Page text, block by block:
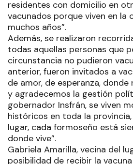
residentes con domicilio en
vacunados porque viven en la
muchos años”.
Además, se realizaron
todas aquellas personas que
circunstancia no pudieron
anterior, fueron invitados a
de amor, de esperanza,
y agradecemos la gestión
gobernador Insfrán, se viven
históricos en toda la
lugar, cada formoseño está
donde vive”.
Gabriela Amarilla, vecina del
posibilidad de recibir la